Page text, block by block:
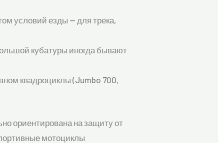
условий езды — для трека,
кубатуры иногда бывают
квадроциклы (Jumbo 700,
ориентирована на защиту от
мотоциклы